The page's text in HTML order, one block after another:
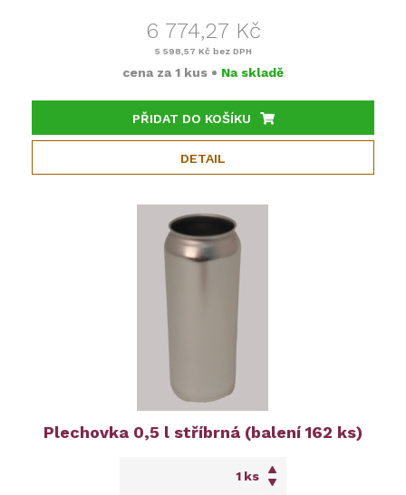
6 774,27 Kč
5 598,57 Kč bez DPH
cena za 1 kus • Na skladě
PŘIDAT DO KOŠÍKU
DETAIL
Plechovka 0,5 l stříbrná (balení 162 ks)
ks